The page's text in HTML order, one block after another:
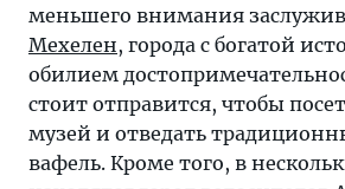
меньшего внимания
Мехелен, города с богатой
обилием
стоит отправится, чтобы
музей и отведать
вафель. Кроме того, в